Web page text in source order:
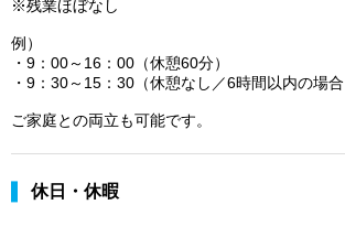
※残業ほぼなし
例）
・9：00～16：00（休憩60分）
・9：30～15：30（休憩なし／6時間以内の場合
ご家庭との両立も可能です。
休日・休暇